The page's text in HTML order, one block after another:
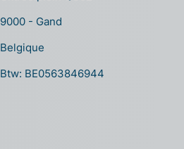
9000 - Gand
Belgique
Btw: BE0563846944